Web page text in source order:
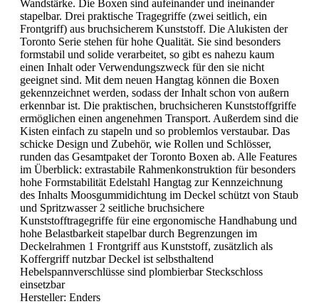
Wandstärke. Die Boxen sind aufeinander und ineinander
stapelbar. Drei praktische Tragegriffe (zwei seitlich, ein
Frontgriff) aus bruchsicherem Kunststoff. Die Alukisten der
Toronto Serie stehen für hohe Qualität. Sie sind besonders
formstabil und solide verarbeitet, so gibt es nahezu kaum
einen Inhalt oder Verwendungszweck für den sie nicht
geeignet sind. Mit dem neuen Hangtag können die Boxen
gekennzeichnet werden, sodass der Inhalt schon von außern
erkennbar ist. Die praktischen, bruchsicheren Kunststoffgriffe
ermöglichen einen angenehmen Transport. Außerdem sind die
Kisten einfach zu stapeln und so problemlos verstaubar. Das
schicke Design und Zubehör, wie Rollen und Schlösser,
runden das Gesamtpaket der Toronto Boxen ab. Alle Features
im Überblick: extrastabile Rahmenkonstruktion für besonders
hohe Formstabilität Edelstahl Hangtag zur Kennzeichnung
des Inhalts Moosgummidichtung im Deckel schützt von Staub
und Spritzwasser 2 seitliche bruchsichere
Kunststofftragegriffe für eine ergonomische Handhabung und
hohe Belastbarkeit stapelbar durch Begrenzungen im
Deckelrahmen 1 Frontgriff aus Kunststoff, zusätzlich als
Koffergriff nutzbar Deckel ist selbsthaltend
Hebelspannverschlüsse sind plombierbar Steckschloss
einsetzbar
Hersteller: Enders